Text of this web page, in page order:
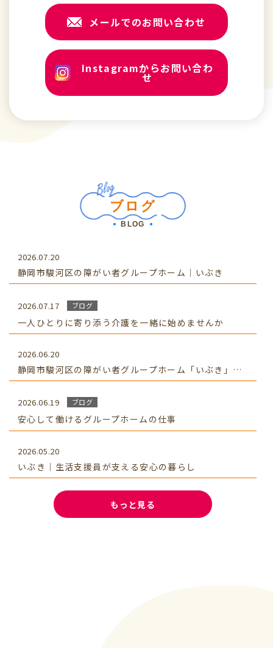
メールでのお問い合わせ
Instagramからお問い合わ
せ
ブログ
BLOG
2026.07.20
静岡市駿河区の障がい者グループホーム｜いぶき
2026.07.17 ブログ
一人ひとりに寄り添う介護を一緒に始めませんか
2026.06.20
静岡市駿河区の障がい者グループホーム「いぶき」生活支援員求人｜強度行動障害支援に携わる仕事
2026.06.19 ブログ
安心して働けるグループホームの仕事
2026.05.20
いぶき｜生活支援員が支える安心の暮らし
もっと見る